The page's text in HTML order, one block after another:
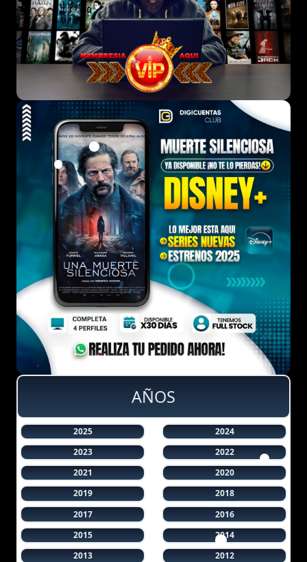
AÑOS
2025
2024
2023
2022
2021
2020
2019
2018
2017
2016
2015
2014
2013
2012